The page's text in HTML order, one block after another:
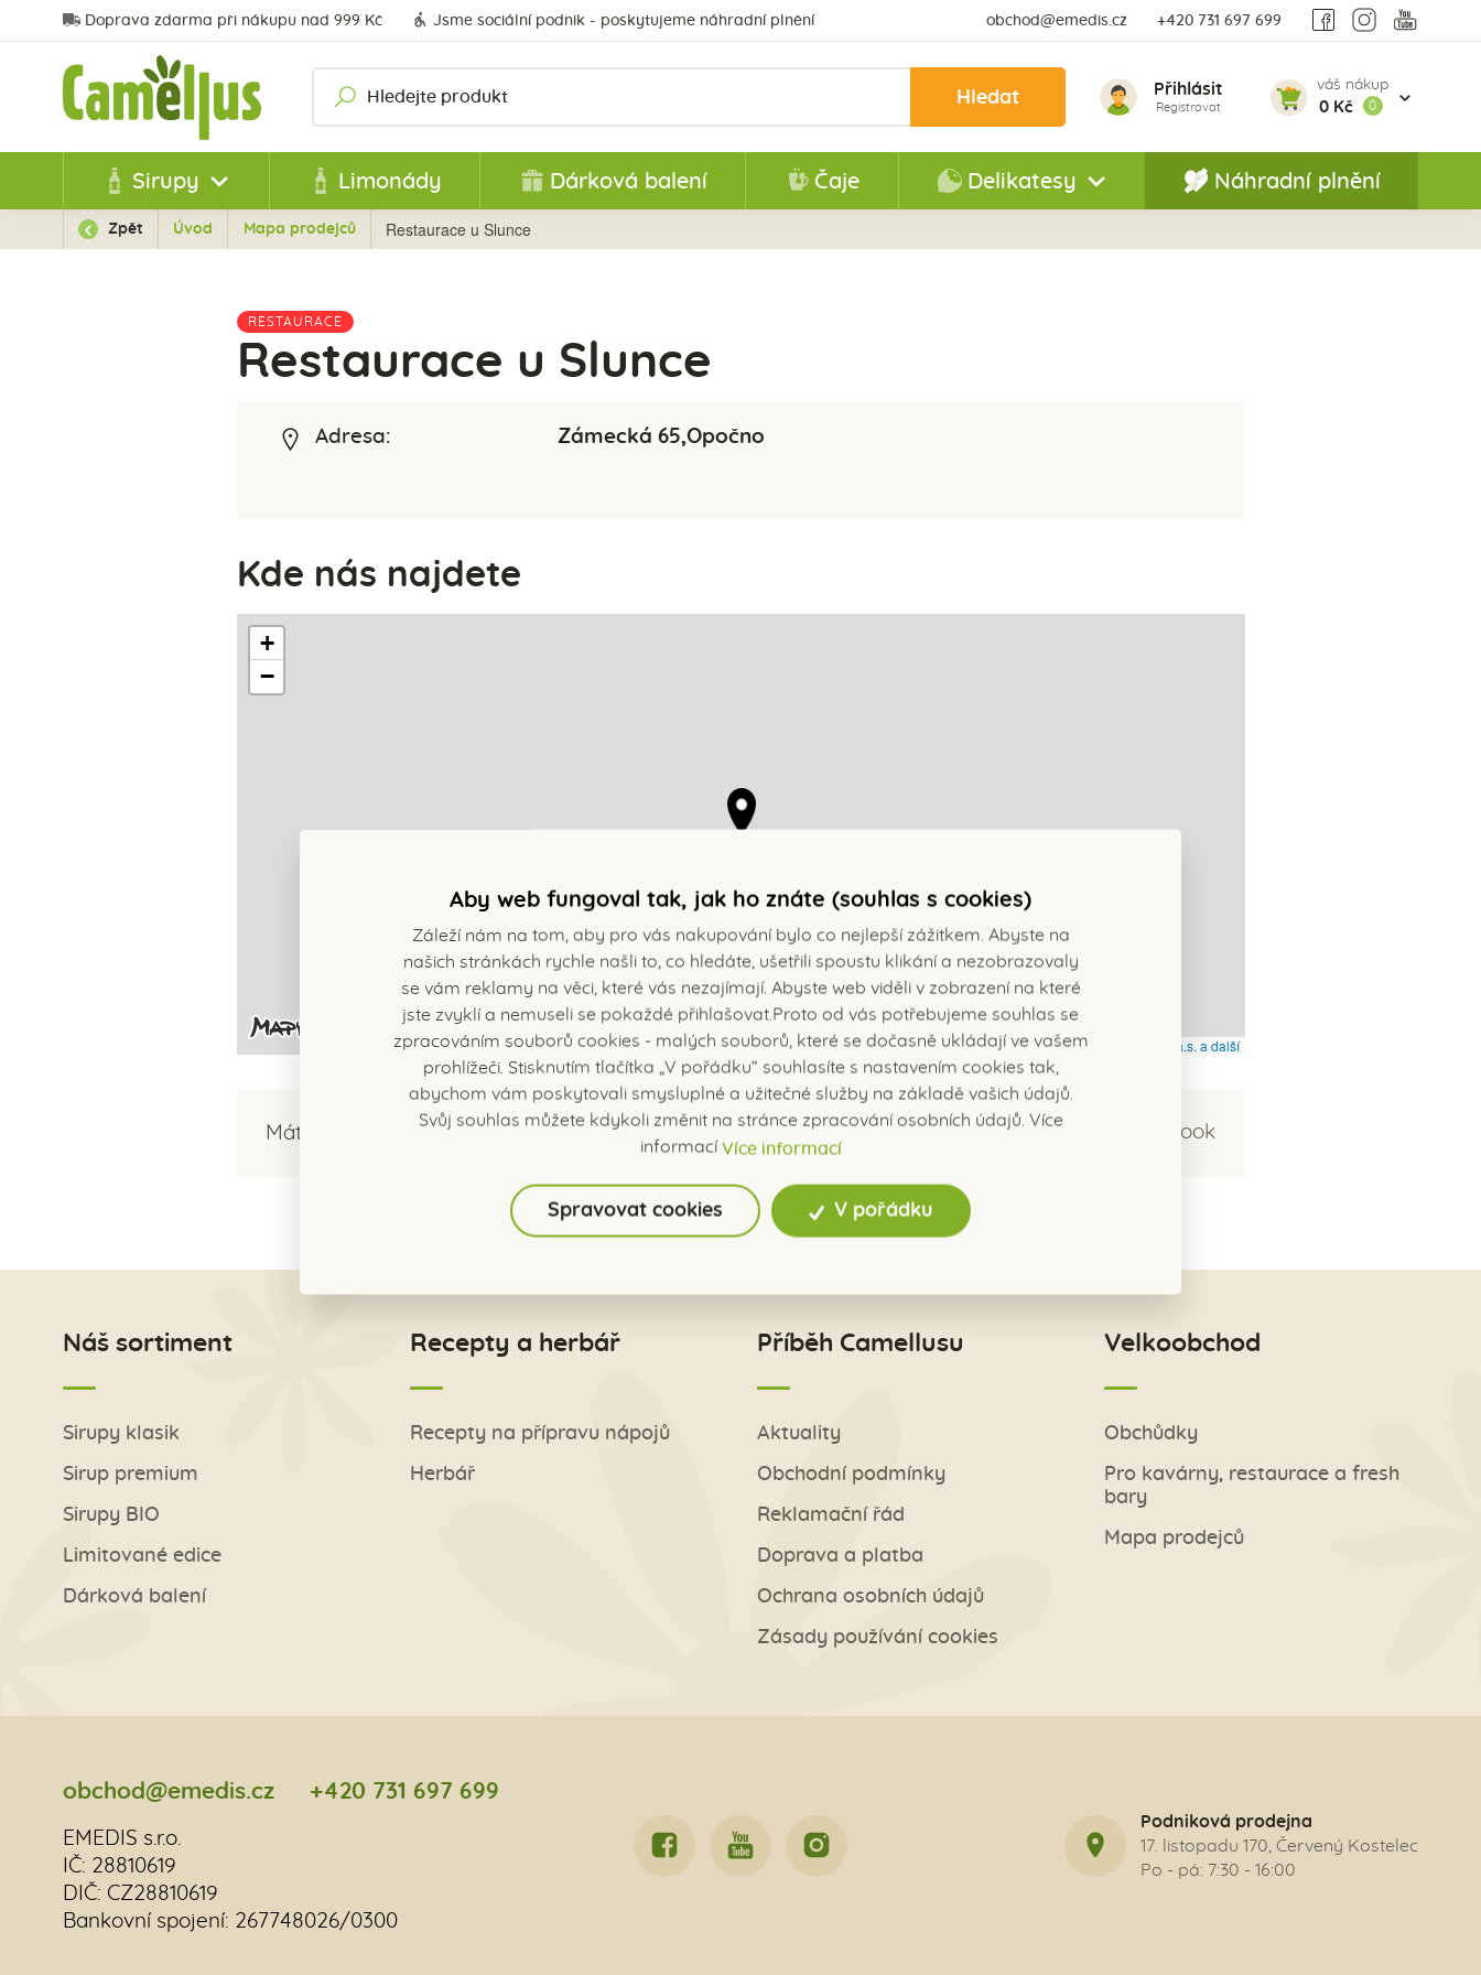
Doprava zdarma při nákupu nad 999 Kč Jsme sociální podnik - poskytujeme náhradní plnění obchod@emedis.cz +420 731 697 699
Hledat Přihlásit
Registrovat
váš nákup
0 Kč 0
Sirupy Limonády Dárková balení Čaje Delikatesy Náhradní plnění
Zpět Úvod Mapa prodejců Restaurace u Slunce
RESTAURACE
Restaurace u Slunce
Adresa: Zámecká 65,Opočno
Kde nás najdete
+
−
© Seznam.cz a.s. a další
Máte nějaké dotazy? Kontaktujte nás. Sdílet na Facebook
Náš sortiment
Sirupy klasik
Sirup premium
Sirupy BIO
Limitované edice
Dárková balení
Recepty a herbář
Recepty na přípravu nápojů
Herbář
Příběh Camellusu
Aktuality
Obchodní podmínky
Reklamační řád
Doprava a platba
Ochrana osobních údajů
Zásady používání cookies
Velkoobchod
Obchůdky
Pro kavárny, restaurace a fresh
bary
Mapa prodejců
obchod@emedis.cz +420 731 697 699
EMEDIS s.r.o.
IČ: 28810619
DIČ: CZ28810619
Bankovní spojení: 267748026/0300
Podniková prodejna
17. listopadu 170, Červený Kostelec
Po - pá: 7:30 - 16:00
Aby web fungoval tak, jak ho znáte (souhlas s cookies)
Záleží nám na tom, aby pro vás nakupování bylo co nejlepší zážitkem. Abyste na
našich stránkách rychle našli to, co hledáte, ušetřili spoustu klikání a nezobrazovaly
se vám reklamy na věci, které vás nezajímají. Abyste web viděli v zobrazení na které
jste zvyklí a nemuseli se pokaždé přihlašovat.Proto od vás potřebujeme souhlas se
zpracováním souborů cookies - malých souborů, které se dočasně ukládají ve vašem
prohlížeči. Stisknutím tlačítka „V pořádku“ souhlasíte s nastavením cookies tak,
abychom vám poskytovali smysluplné a užitečné služby na základě vašich údajů.
Svůj souhlas můžete kdykoli změnit na stránce zpracování osobních údajů. Více
informacíVíce informací
Spravovat cookies V pořádku